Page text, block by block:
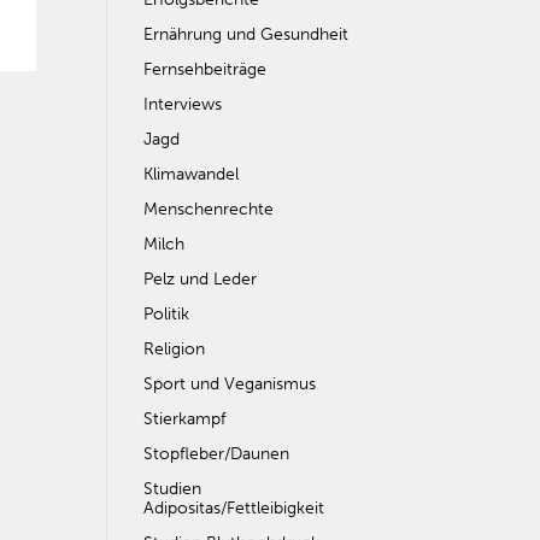
Ernährung und Gesundheit
Fernsehbeiträge
Interviews
Jagd
Klimawandel
Menschenrechte
Milch
Pelz und Leder
Politik
Religion
Sport und Veganismus
Stierkampf
Stopfleber/Daunen
Studien
Adipositas/Fettleibigkeit